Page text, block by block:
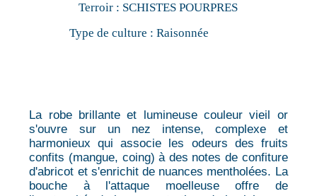
Terroir : SCHISTES POURPRES
Type de culture : Raisonnée
La robe brillante et lumineuse couleur vieil or
s'ouvre sur un nez intense, complexe et
harmonieux qui associe les odeurs des fruits
confits (mangue, coing) à des notes de confiture
d'abricot et s'enrichit de nuances mentholées. La
bouche à l'attaque moelleuse offre de